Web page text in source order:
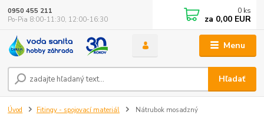
Menu
Hľadať
0950 455 211
Po-Pia 8:00-11:30, 12:00-16:30
0 ks
za 0,00 EUR
Úvod Fitingy - spojovací materiál Nátrubok mosadzný